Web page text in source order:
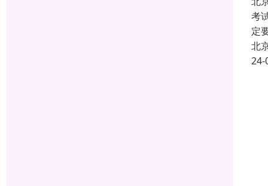
考
定
北
24-